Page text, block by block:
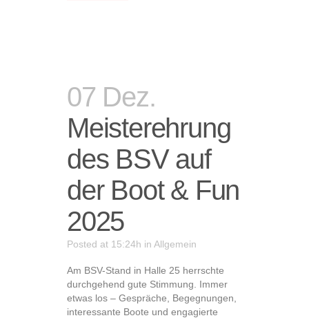
07 Dez.
Meisterehrung
des BSV auf
der Boot & Fun
2025
Posted at 15:24h in Allgemein
Am BSV-Stand in Halle 25 herrschte
durchgehend gute Stimmung. Immer
etwas los – Gespräche, Begegnungen,
interessante Boote und engagierte